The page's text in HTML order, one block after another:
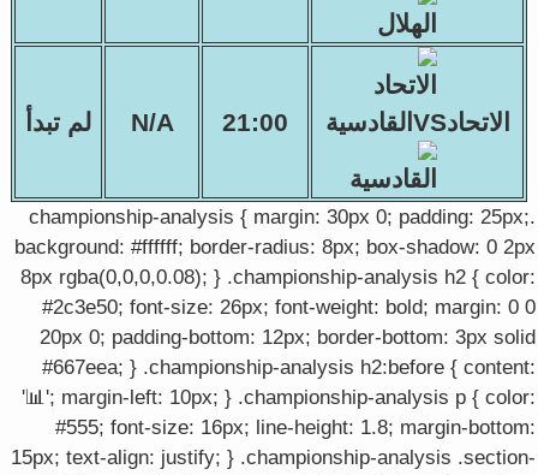
الاتحادVSالقادسية 21:00
N/A لم تبدأ
.championship-analysis { margin: 30px 0; padding: 25px;
background: #ffffff; border-radius: 8px; box-shadow: 0 2px
8px rgba(0,0,0,0.08); } .championship-analysis h2 { color:
#2c3e50; font-size: 26px; font-weight: bold; margin: 0 0
20px 0; padding-bottom: 12px; border-bottom: 3px solid
#667eea; } .championship-analysis h2:before { content:
'📊'; margin-left: 10px; } .championship-analysis p { color:
#555; font-size: 16px; line-height: 1.8; margin-bottom:
15px; text-align: justify; } .championship-analysis .section-